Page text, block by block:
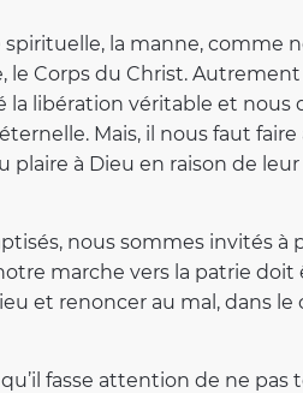
la manne, comme
le Corps du Christ. Autrement
la libération véritable et nous
Mais, il nous faut
plaire à Dieu en raison de
nous sommes invités à
marche vers la patrie doit
et renoncer au mal, dans le
fasse attention de ne pas